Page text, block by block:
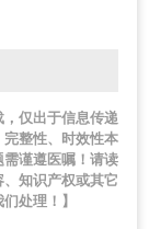
，仅出于信息传递
整性、时效性本
谨遵医嘱！请读
知识产权或其它
处理！】